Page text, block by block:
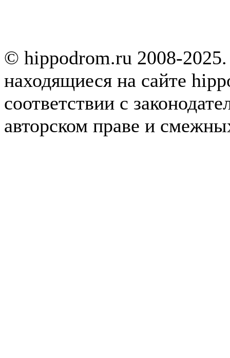
© hippodrom.ru 2008-
находящиеся на сайте
соответствии с
авторском праве и